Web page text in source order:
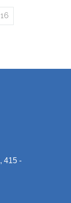
16
415 -